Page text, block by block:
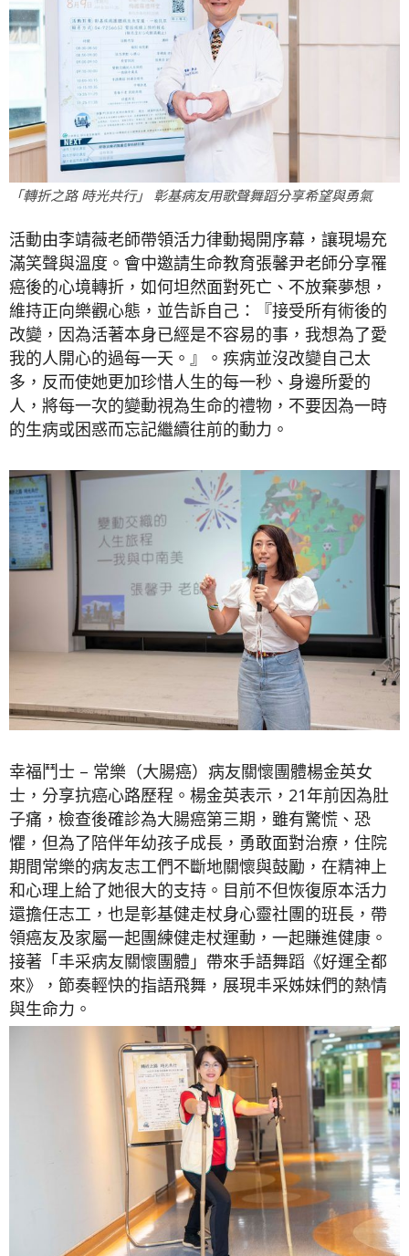
「轉折之路 時光共行」 彰基病友用歌聲舞蹈分享希望與勇氣
活動由李靖薇老師帶領活力律動揭開序幕，讓現場充
滿笑聲與溫度。會中邀請生命教育張馨尹老師分享罹
癌後的心境轉折，如何坦然面對死亡、不放棄夢想，
維持正向樂觀心態，並告訴自己：『接受所有術後的
改變，因為活著本身已經是不容易的事，我想為了愛
我的人開心的過每一天。』。疾病並沒改變自己太
多，反而使她更加珍惜人生的每一秒、身邊所愛的
人，將每一次的變動視為生命的禮物，不要因為一時
的生病或困惑而忘記繼續往前的動力。
幸福鬥士 – 常樂（大腸癌）病友關懷團體楊金英女
士，分享抗癌心路歷程。楊金英表示，21年前因為肚
子痛，檢查後確診為大腸癌第三期，雖有驚慌、恐
懼，但為了陪伴年幼孩子成長，勇敢面對治療，住院
期間常樂的病友志工們不斷地關懷與鼓勵，在精神上
和心理上給了她很大的支持。目前不但恢復原本活力
還擔任志工，也是彰基健走杖身心靈社團的班長，帶
領癌友及家屬一起團練健走杖運動，一起賺進健康。
接著「丰采病友關懷團體」帶來手語舞蹈《好運全都
來》，節奏輕快的指語飛舞，展現丰采姊妹們的熱情
與生命力。